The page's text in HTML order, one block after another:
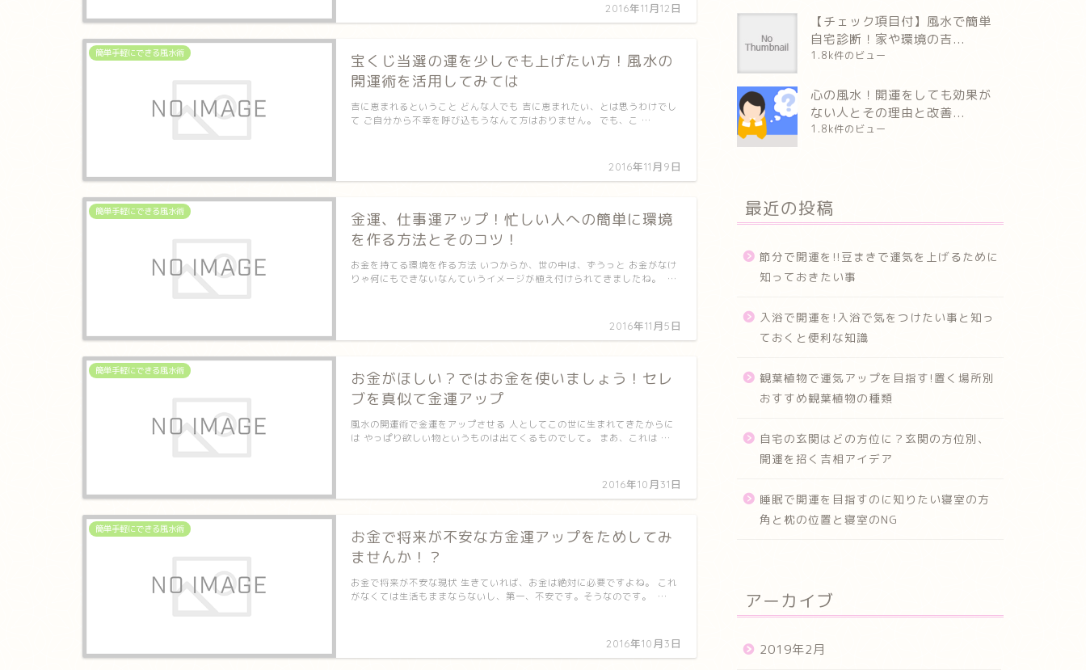
2016年11月12日
簡単手軽にできる風水術
宝くじ当選の運を少しでも上げたい方！風水の
開運術を活用してみては
2016年11月9日
吉に恵まれるということ どんな人でも 吉に恵まれたい、とは思うわけでし
て ご自分から不幸を呼び込もうなんて方はおりません。 でも、こ …
簡単手軽にできる風水術
金運、仕事運アップ！忙しい人への簡単に環境
を作る方法とそのコツ！
2016年11月5日
お金を持てる環境を作る方法 いつからか、世の中は、ずうっと お金がなけ
りゃ何にもできないなんていうイメージが植え付けられてきましたね。 …
簡単手軽にできる風水術
お金がほしい？ではお金を使いましょう！セレ
ブを真似て金運アップ
2016年10月31日
風水の開運術で金運をアップさせる 人としてこの世に生まれてきたからに
は やっぱり欲しい物というものは出てくるものでして。 まあ、これは …
簡単手軽にできる風水術
お金で将来が不安な方金運アップをためしてみ
ませんか！？
2016年10月3日
お金で将来が不安な現状 生きていれば、お金は絶対に必要ですよね。 これ
がなくては生活もままならないし、第一、不安です。そうなのです。 …
【チェック項目付】風水で簡単
自宅診断！家や環境の吉...
1.8k件のビュー
心の風水！開運をしても効果が
ない人とその理由と改善...
1.8k件のビュー
最近の投稿
節分で開運を!!豆まきで運気を上げるために
知っておきたい事
入浴で開運を!入浴で気をつけたい事と知っ
ておくと便利な知識
観葉植物で運気アップを目指す!置く場所別
おすすめ観葉植物の種類
自宅の玄関はどの方位に？玄関の方位別、
開運を招く吉相アイデア
睡眠で開運を目指すのに知りたい寝室の方
角と枕の位置と寝室のNG
アーカイブ
2019年2月